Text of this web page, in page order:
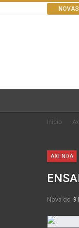
NOVAS
Inicio
AXENDA
Nova do 9